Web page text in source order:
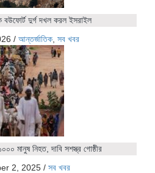
বউফোর্ট দুর্গ দখল করল ইসরাইল
/ আন্তর্জাতিক, সব খবর
মানুষ নিহত, দাবি সশস্ত্র গোষ্ঠীর
2, 2025 / সব খবর